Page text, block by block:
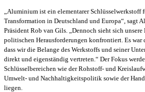
„Aluminium ist ein elementarer
Transformation in Deutschland und Europa“, sagt
Präsident Rob van Gils. „Dennoch sieht sich
politischen Herausforderungen konfrontiert. Es war
dass wir die Belange des Werkstoffs und seiner
direkt und eigenständig vertreten.“ Der Fokus
Schlüsselbereichen wie der Rohstoff- und
Umwelt- und Nachhaltigkeitspolitik sowie der
liegen.